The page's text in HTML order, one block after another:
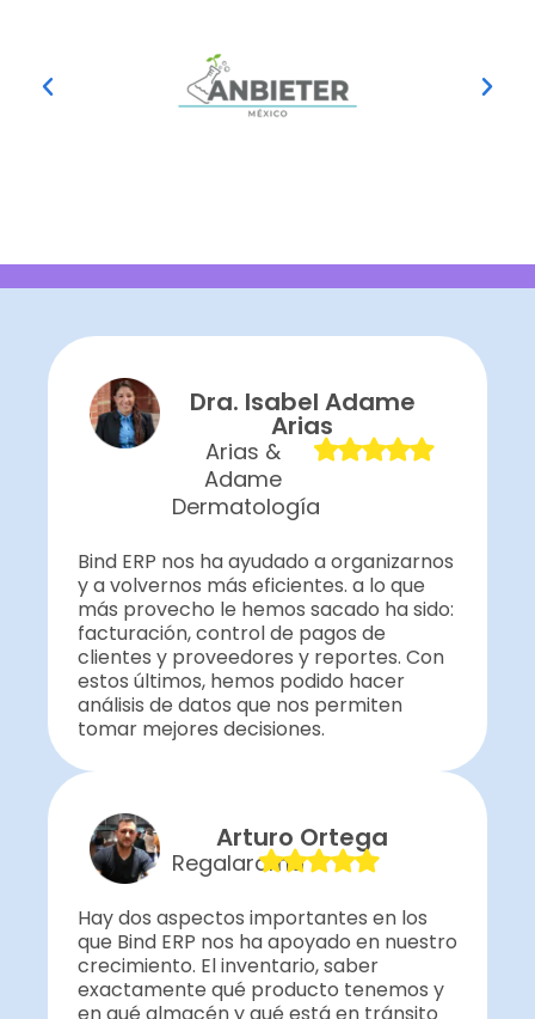
Dra. Isabel Adame
Arias
Arias &
Adame
Dermatología
Bind ERP nos ha ayudado a organizarnos
y a volvernos más eficientes. a lo que
más provecho le hemos sacado ha sido:
facturación, control de pagos de
clientes y proveedores y reportes. Con
estos últimos, hemos podido hacer
análisis de datos que nos permiten
tomar mejores decisiones.
Arturo Ortega
Regalarama
Hay dos aspectos importantes en los
que Bind ERP nos ha apoyado en nuestro
crecimiento. El inventario, saber
exactamente qué producto tenemos y
en qué almacén y qué está en tránsito